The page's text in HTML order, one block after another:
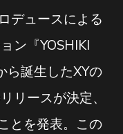
デュースによる
ン『YOSHIKI
ら誕生したXYの
リースが決定、
とを発表。この